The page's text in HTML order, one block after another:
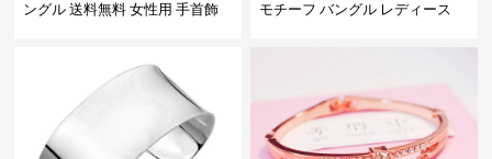
ングル 送料無料 女性用 手首飾
モチーフ バングル レディース